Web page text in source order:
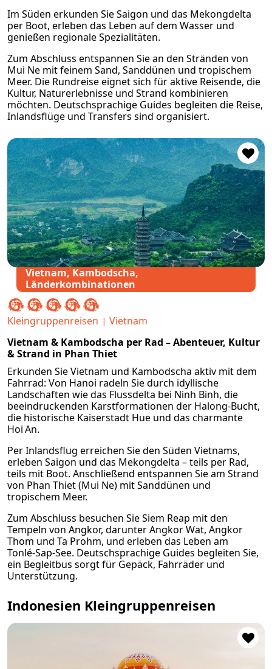
Im Süden erkunden Sie Saigon und das Mekongdelta
per Boot, erleben das Leben auf dem Wasser und
genießen regionale Spezialitäten.
Zum Abschluss entspannen Sie an den Stränden von
Mui Ne mit feinem Sand, Sanddünen und tropischem
Meer. Die Rundreise eignet sich für aktive Reisende, die
Kultur, Naturerlebnisse und Strand kombinieren
möchten. Deutschsprachige Guides begleiten die Reise,
Inlandsflüge und Transfers sind organisiert.
Vietnam, Kambodscha,
Länderkombinationen
Kleingruppenreisen
Vietnam
Vietnam & Kambodscha per Rad – Abenteuer, Kultur
& Strand in Phan Thiet
Erkunden Sie Vietnam und Kambodscha aktiv mit dem
Fahrrad: Von Hanoi radeln Sie durch idyllische
Landschaften wie das Flussdelta bei Ninh Binh, die
beeindruckenden Karstformationen der Halong-Bucht,
die historische Kaiserstadt Hue und das charmante
Hoi An.
Per Inlandsflug erreichen Sie den Süden Vietnams,
erleben Saigon und das Mekongdelta – teils per Rad,
teils mit Boot. Anschließend entspannen Sie am Strand
von Phan Thiet (Mui Ne) mit Sanddünen und
tropischem Meer.
Zum Abschluss besuchen Sie Siem Reap mit den
Tempeln von Angkor, darunter Angkor Wat, Angkor
Thom und Ta Prohm, und erleben das Leben am
Tonlé‑Sap‑See. Deutschsprachige Guides begleiten Sie,
ein Begleitbus sorgt für Gepäck, Fahrräder und
Unterstützung.
Indonesien Kleingruppenreisen